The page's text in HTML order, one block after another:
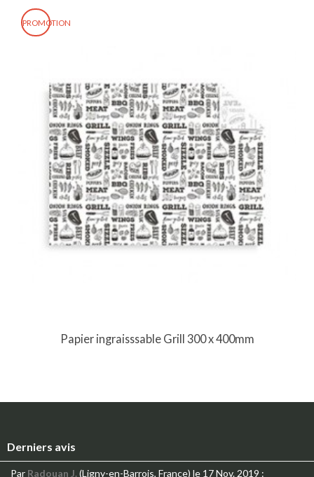
PROMOTION
Papier ingraisssable Grill 300 x 400mm
Derniers avis
Par Radouan J.(Ligny-en-Barrois, France) le 17 Nov. 2019 :